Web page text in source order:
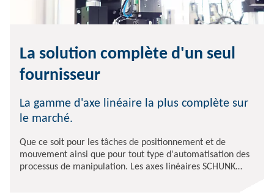
La solution complète d'un seul
fournisseur
La gamme d'axe linéaire la plus complète sur
le marché.
Que ce soit pour les tâches de positionnement et de
mouvement ainsi que pour tout type d'automatisation des
processus de manipulation. Les axes linéaires SCHUNK